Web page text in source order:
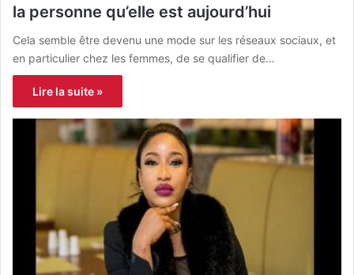
la personne qu’elle est aujourd’hui
Cela semble être devenu une mode sur les réseaux sociaux, et
en particulier chez les femmes, de se qualifier de…
Lire la suite »